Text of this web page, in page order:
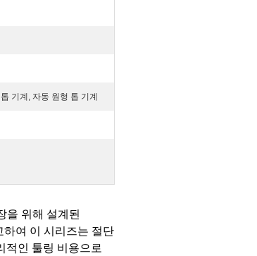
기계, 자동 원형 톱 기계
을 위해 설계된
여 이 시리즈는 절단
적인 툴링 비용으로